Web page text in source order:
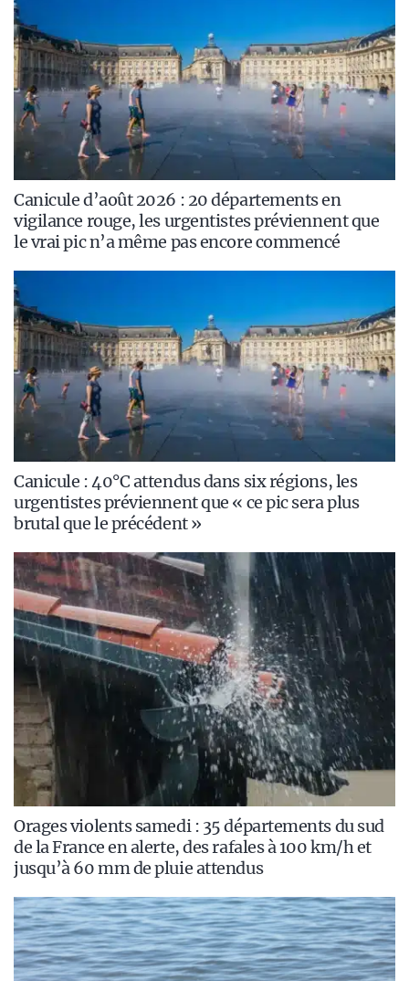
Canicule d’août 2026 : 20 départements en
vigilance rouge, les urgentistes préviennent que
le vrai pic n’a même pas encore commencé
Canicule : 40°C attendus dans six régions, les
urgentistes préviennent que « ce pic sera plus
brutal que le précédent »
Orages violents samedi : 35 départements du sud
de la France en alerte, des rafales à 100 km/h et
jusqu’à 60 mm de pluie attendus